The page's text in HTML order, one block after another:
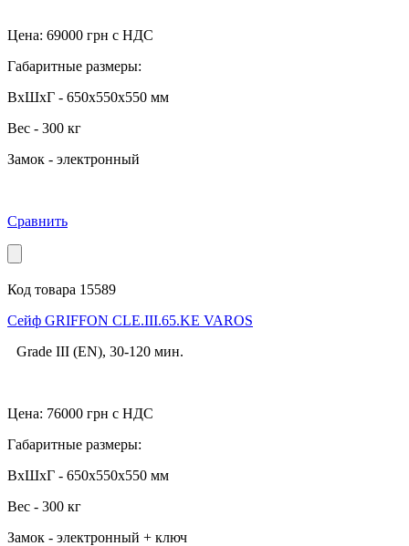
Цена: 69000 грн с НДС
Габаритные размеры:
ВхШхГ - 650x550x550 мм
Вес - 300 кг
Замок - электронный
Сравнить
Код товара 15589
Cейф GRIFFON CLE.III.65.KE VAROS
Grade III (EN), 30-120 мин.
Цена: 76000 грн с НДС
Габаритные размеры:
ВхШхГ - 650x550x550 мм
Вес - 300 кг
Замок - электронный + ключ